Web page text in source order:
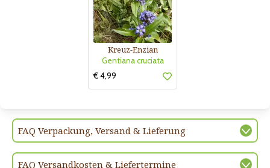
Kreuz-Enzian
Gentiana cruciata
€ 4,99
FAQ Verpackung, Versand & Lieferung
FAQ Versandkosten & Liefertermine